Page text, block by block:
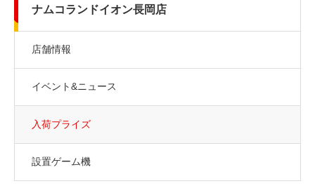
ナムコランドイオン長岡店
店舗情報
イベント&ニュース
入荷プライズ
設置ゲーム機